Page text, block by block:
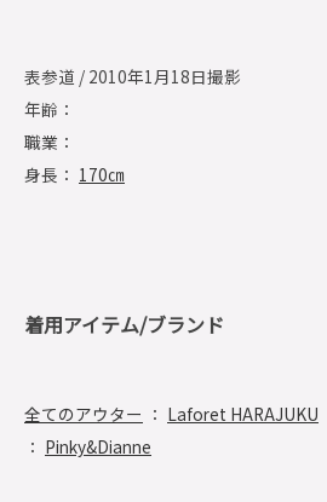
表参道 / 2010年1月18日撮影
年齢：
職業：
身長： 170㎝
着用アイテム/ブランド
全てのアウター ： Laforet HARAJUKU
： Pinky&Dianne